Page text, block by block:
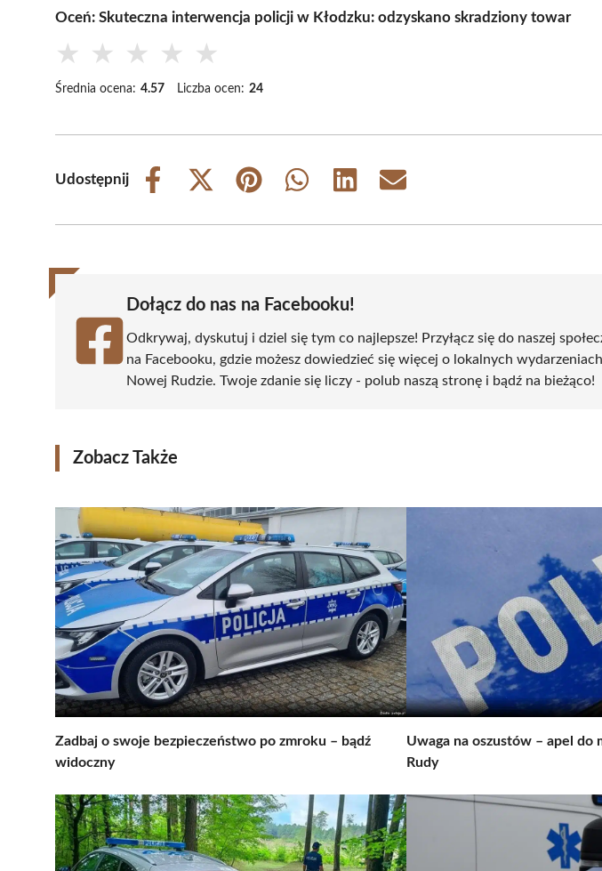
Oceń: Skuteczna interwencja policji w Kłodzku: odzyskano skradziony towar
★ ★ ★ ★ ★
Średnia ocena: 4.57 Liczba ocen: 24
Udostępnij
Share
Share
(Twitter)
Share
Share
Share
Share
Dołącz do nas na Facebooku!
Odkrywaj, dyskutuj i dziel się tym co najlepsze! Przyłącz się do naszej
na Facebooku, gdzie możesz dowiedzieć się więcej o lokalnych
Nowej Rudzie. Twoje zdanie się liczy - polub naszą stronę i bądź na bieżąco!
Zobacz Także
Zadbaj o swoje bezpieczeństwo po zmroku – bądź
widoczny
Uwaga na oszustów – apel do
Rudy